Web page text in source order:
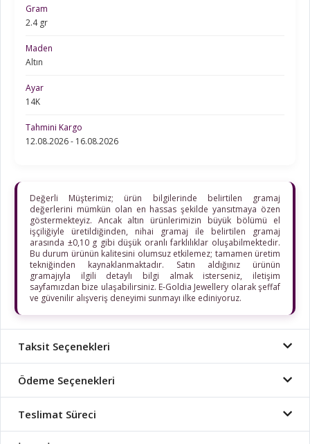
Gram
2.4 gr
Maden
Altın
Ayar
14K
Tahmini Kargo
12.08.2026 - 16.08.2026
Değerli Müşterimiz; ürün bilgilerinde belirtilen gramaj
değerlerini mümkün olan en hassas şekilde yansıtmaya özen
göstermekteyiz. Ancak altın ürünlerimizin büyük bölümü el
işçiliğiyle üretildiğinden, nihai gramaj ile belirtilen gramaj
arasında ±0,10 g gibi düşük oranlı farklılıklar oluşabilmektedir.
Bu durum ürünün kalitesini olumsuz etkilemez; tamamen üretim
tekniğinden kaynaklanmaktadır. Satın aldığınız ürünün
gramajıyla ilgili detaylı bilgi almak isterseniz, iletişim
sayfamızdan bize ulaşabilirsiniz. E-Goldia Jewellery olarak şeffaf
ve güvenilir alışveriş deneyimi sunmayı ilke ediniyoruz.
Taksit Seçenekleri
Ödeme Seçenekleri
Teslimat Süreci